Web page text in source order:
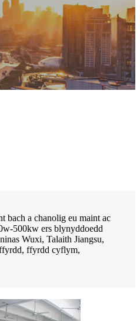
a chanolig eu maint ac
500kw ers blynyddoedd
Wuxi, Talaith Jiangsu,
ffyrdd cyflym,